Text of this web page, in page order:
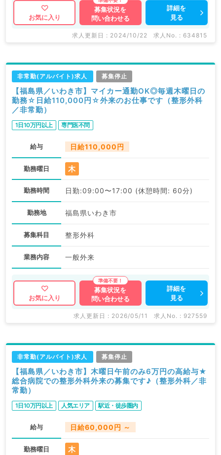
お気に入り
募集状況を
問い合わせる
詳細を
見る
求人更新日 : 2024/10/22 求人No. : 634815
非常勤(アルバイト)求人 募集停止
【福島県／いわき市】マイカー通勤OK◎毎週木曜日の
勤務☆日給110,000円☆外来のお仕事です（整形外科
／非常勤）
1日10万円以上 専門医不問
給与 日給110,000円
勤務曜日 木
勤務時間 日勤:09:00〜17:00 (休憩時間: 60分)
勤務地 福島県いわき市
募集科目 整形外科
業務内容 一般外来
お気に入り
募集状況を
問い合わせる
詳細を
見る
求人更新日 : 2026/05/11 求人No. : 927559
非常勤(アルバイト)求人 募集停止
【福島県／いわき市】木曜日午前のみ6万円の高給与★
総合病院での整形外科外来の募集です♪（整形外科／非
常勤）
1日10万円以上 人気エリア 駅近・徒歩圏内
給与 日給60,000円 ～
勤務曜日 木